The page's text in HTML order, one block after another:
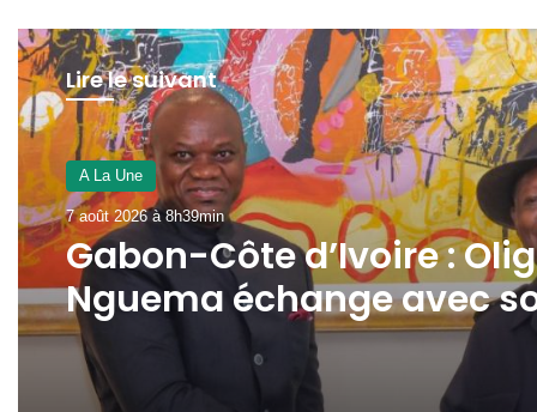
Lire le suivant
A La Une
7 août 2026 à 8h39min
Gabon-Côte d’Ivoire :
Nguema échange avec
homologue Alassane
Dramane Ouattara